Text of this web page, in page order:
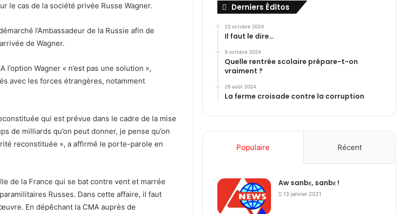
le cas de la société privée Russe Wagner.
l’Ambassadeur de la Russie afin de
de Wagner.
Wagner « n’est pas une solution »,
avec les forces étrangères, notamment
qui est prévue dans le cadre de la mise
de milliards qu’on peut donner, je pense qu’on
reconstituée », a affirmé le porte-parole en
de la France qui se bat contre vent et marrée
Russes. Dans cette affaire, il faut
En dépêchant la CMA auprès de
Derniers Éditos
23 octobre 2024
Il faut le dire…
9 octobre 2024
Quelle rentrée scolaire prépare-t-on
vraiment ?
29 août 2024
La ferme croisade contre la corruption
Populaire Récent
Aw sanbɛ, sanbɛ !
13 janvier 2021